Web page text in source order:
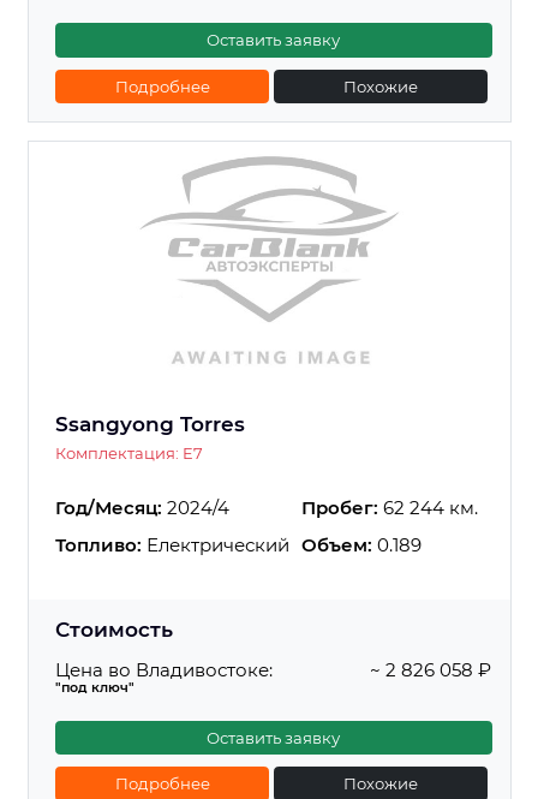
Оставить заявку
Подробнее Похожие
Ssangyong Torres
Комплектация: E7
Год/Месяц: 2024/4 Пробег: 62 244 км.
Топливо: Електрический Объем: 0.189
Стоимость
Цена во Владивостоке:
"под ключ"
~ 2 826 058 ₽
Оставить заявку
Подробнее Похожие